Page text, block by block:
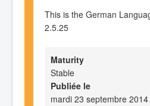
This is the German
2.5.25
Maturity
Stable
Publiée le
mardi 23 septembre